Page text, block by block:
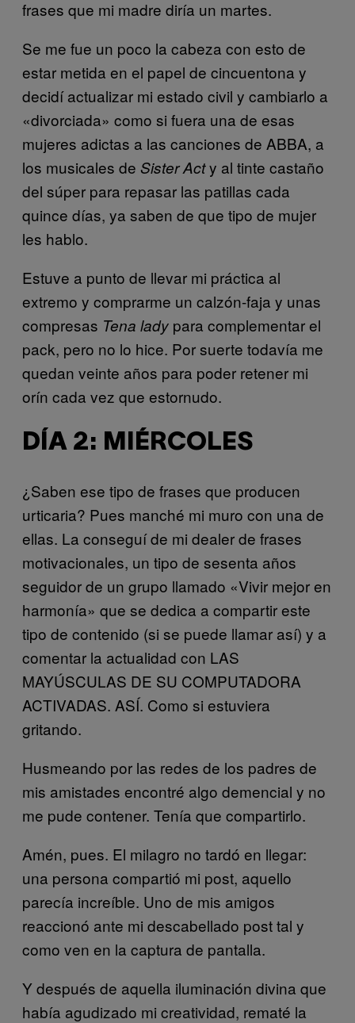
frases que mi madre diría un martes.
Se me fue un poco la cabeza con esto de
estar metida en el papel de cincuentona y
decidí actualizar mi estado civil y cambiarlo a
«divorciada» como si fuera una de esas
mujeres adictas a las canciones de ABBA, a
los musicales de Sister Acty al tinte castaño
del súper para repasar las patillas cada
quince días, ya saben de que tipo de mujer
les hablo.
Estuve a punto de llevar mi práctica al
extremo y comprarme un calzón-faja y unas
compresas Tena lady para complementar el
pack, pero no lo hice. Por suerte todavía me
quedan veinte años para poder retener mi
orín cada vez que estornudo.
DÍA 2: MIÉRCOLES
¿Saben ese tipo de frases que producen
urticaria? Pues manché mi muro con una de
ellas. La conseguí de mi dealer de frases
motivacionales, un tipo de sesenta años
seguidor de un grupo llamado «Vivir mejor en
harmonía» que se dedica a compartir este
tipo de contenido (si se puede llamar así) y a
comentar la actualidad con LAS
MAYÚSCULAS DE SU COMPUTADORA
ACTIVADAS. ASÍ. Como si estuviera
gritando.
Husmeando por las redes de los padres de
mis amistades encontré algo demencial y no
me pude contener. Tenía que compartirlo.
Amén, pues. El milagro no tardó en llegar:
una persona compartió mi post, aquello
parecía increíble. Uno de mis amigos
reaccionó ante mi descabellado post tal y
como ven en la captura de pantalla.
Y después de aquella iluminación divina que
había agudizado mi creatividad, rematé la